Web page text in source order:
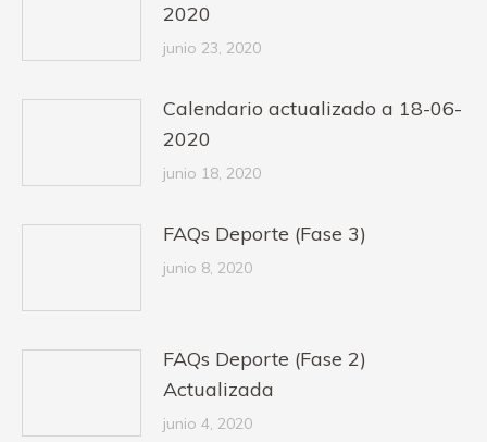
2020
junio 23, 2020
Calendario actualizado a 18-06-
2020
junio 18, 2020
FAQs Deporte (Fase 3)
junio 8, 2020
FAQs Deporte (Fase 2)
Actualizada
junio 4, 2020